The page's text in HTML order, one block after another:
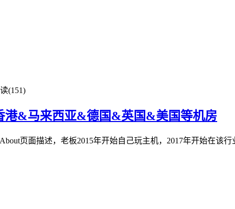
(151)
港&马来西亚&德国&英国&美国等机房
页面描述，老板2015年开始自己玩主机，2017年开始在该